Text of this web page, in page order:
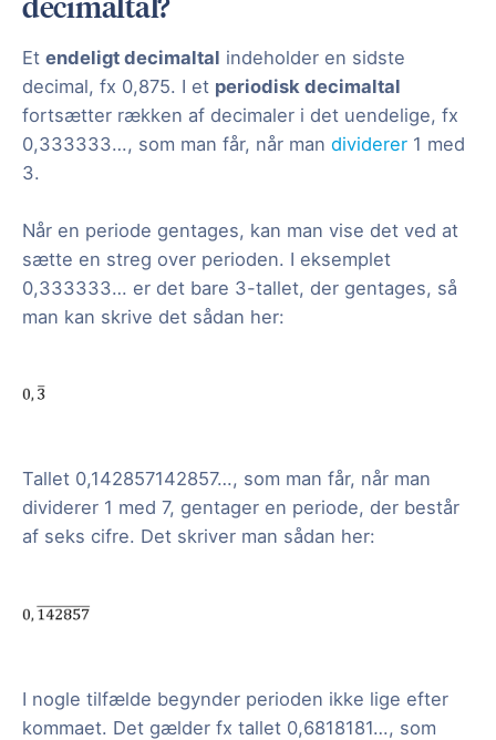
Et endeligt decimaltal indeholder en sidste
decimal, fx 0,875. I et periodisk decimaltal
fortsætter rækken af decimaler i det uendelige, fx
0,333333…, som man får, når man dividerer 1 med
3.
Når en periode gentages, kan man vise det ved at
sætte en streg over perioden. I eksemplet
0,333333… er det bare 3-tallet, der gentages, så
man kan skrive det sådan her:
Tallet 0,142857142857…, som man får, når man
dividerer 1 med 7, gentager en periode, der består
af seks cifre. Det skriver man sådan her:
I nogle tilfælde begynder perioden ikke lige efter
kommaet. Det gælder fx tallet 0,6818181…, som